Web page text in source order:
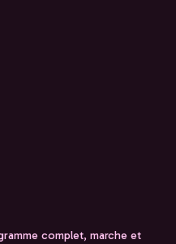
complet, marche et